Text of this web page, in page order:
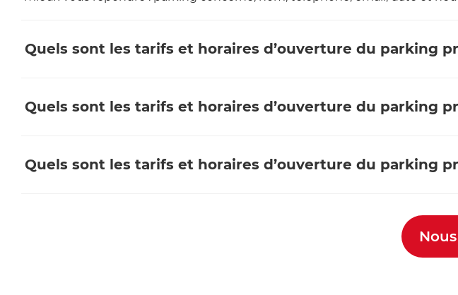
Quels sont les tarifs et horaires d’ouverture du parking
Quels sont les tarifs et horaires d’ouverture du parking
Quels sont les tarifs et horaires d’ouverture du parking